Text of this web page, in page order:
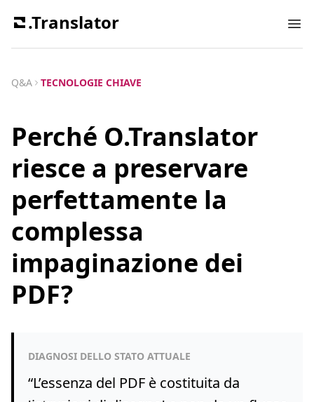
.Translator
Q&A TECNOLOGIE CHIAVE
Perché O.Translator
riesce a preservare
perfettamente la
complessa
impaginazione dei
PDF?
DIAGNOSI DELLO STATO ATTUALE
“L’essenza del PDF è costituita da